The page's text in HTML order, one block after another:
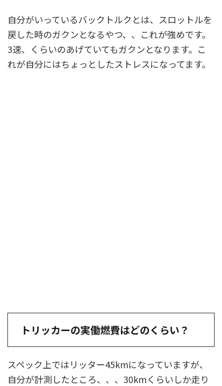
自分がいっているバックトルクとは、スロットルを
戻した時のガクンとなるやつ、、これが強めです。
3速、くらいのあげていてもガクンとなります。こ
れが自分にはちょっとしたストレスになってます。
トリッカーの実働燃費はどのくらい？
スペック上ではリッター45kmになっていますが、
自分が計測したところ、、、30kmくらいしか走り